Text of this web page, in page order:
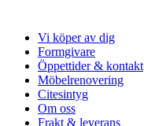
Vi köper av dig
Formgivare
Öppettider & kontakt
Möbelrenovering
Citesintyg
Om oss
Frakt & leverans